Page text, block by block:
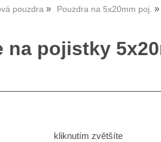
pouzdra Pouzdra na 5x20mm poj.
pojistky
kliknutím zvětšíte